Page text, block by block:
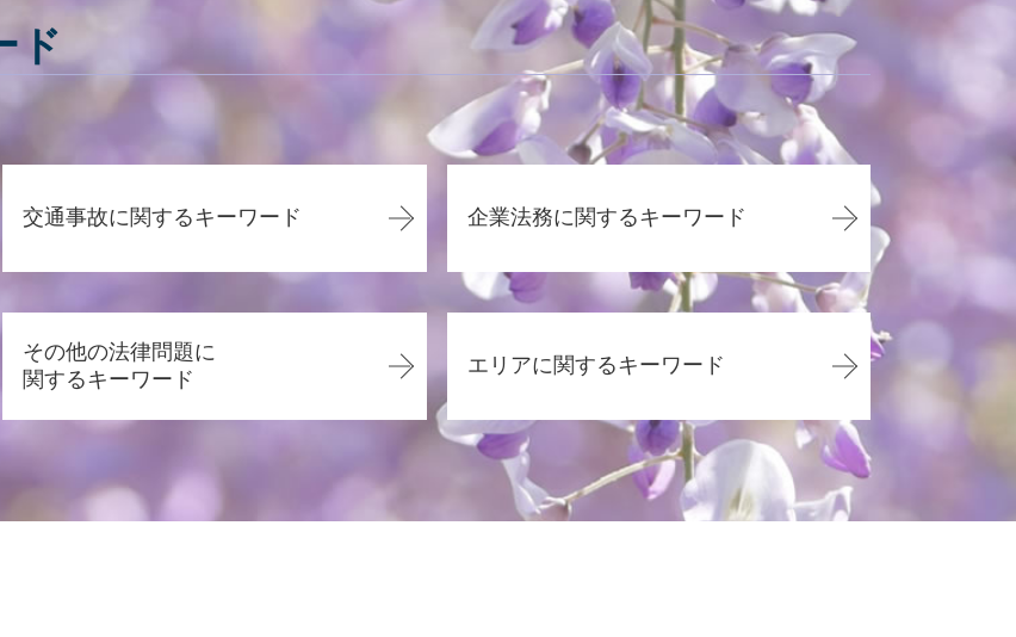
ド
交通事故に関するキーワード
交通事故 死亡 慰謝料
休業損害 とは
交通事故 相手 たちが悪い
交通事故 示談金
駐車場 事故 過失割合
交通事故 過失割合 納得できない場合
交通事故 弁護士 示談 進まない
企業法務に関するキーワード
企業法務 勉強
企業法務 年収
顧問弁護士と弁護士の違い
顧問弁護士 個人 安い
企業法務
顧問弁護士 費用 個人
その他の法律問題に
関するキーワード
離婚 慰謝料
エリアに関するキーワード
交通事故 静岡県
交通事故 島田市
債務整理 静岡県